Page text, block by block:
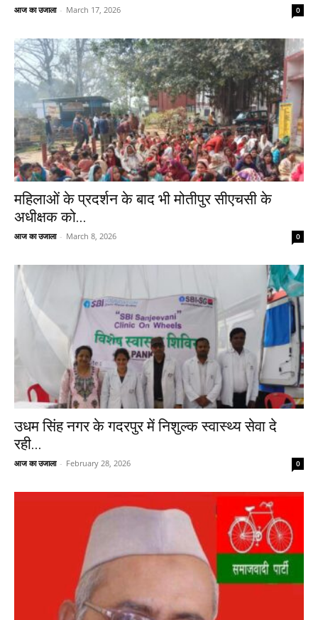
आज का उजाला - March 17, 2026 0
महिलाओं के प्रदर्शन के बाद भी मोतीपुर सीएचसी के
अधीक्षक को...
आज का उजाला - March 8, 2026 0
उधम सिंह नगर के गदरपुर में निशुल्क स्वास्थ्य सेवा दे
रही...
आज का उजाला - February 28, 2026 0